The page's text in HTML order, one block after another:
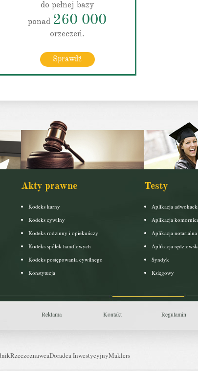
do pełnej bazy
ponad 260 000
orzeczeń.
Sprawdź
Akty prawne
Kodeks karny
Kodeks cywilny
Kodeks rodzinny i opiekuńczy
Kodeks spółek handlowych
Kodeks postępowania cywilnego
Konstytucja
Testy
Aplikacja
Aplikacja
Aplikacja notarialna
Aplikacja
Syndyk
Księgowy
Reklama Kontakt Regulamin
RzeczoznawcaDoradca InwestycyjnyMaklers